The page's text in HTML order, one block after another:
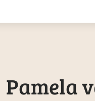
Pamela